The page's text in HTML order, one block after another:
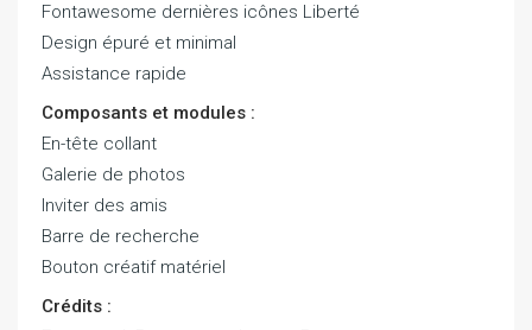
Fontawesome dernières icônes Liberté
Design épuré et minimal
Assistance rapide
Composants et modules :
En-tête collant
Galerie de photos
Inviter des amis
Barre de recherche
Bouton créatif matériel
Crédits :